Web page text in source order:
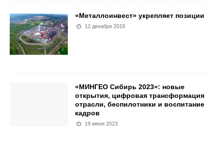
«Металлоинвест» укрепляет позиции
12 декабря 2019
«МИНГЕО Сибирь 2023»: новые
открытия, цифровая трансформация
отрасли, беспилотники и воспитание
кадров
19 июня 2023